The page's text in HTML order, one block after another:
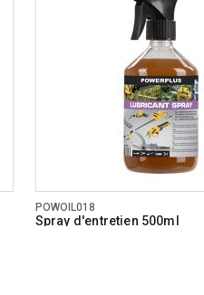
POWOIL018
Spray d'entretien 500ml